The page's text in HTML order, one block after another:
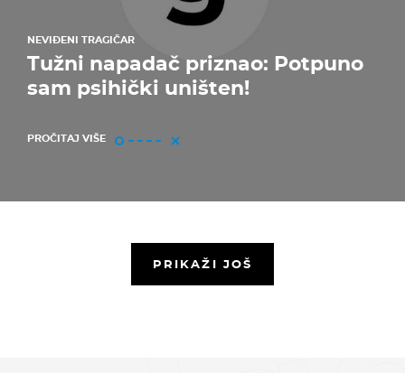
NEVIĐENI TRAGIČAR
Tužni napadač priznao: Potpuno
sam psihički uništen!
PROČITAJ VIŠE
PRIKAŽI JOŠ